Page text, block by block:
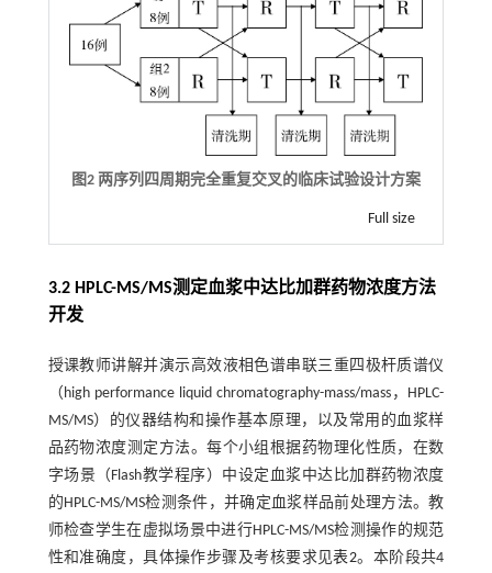
图2 两序列四周期完全重复交叉的临床试验设计方案
Full size
3.2 HPLC-MS/MS测定血浆中达比加群药物浓度方法
开发
授课教师讲解并演示高效液相色谱串联三重四极杆质谱仪
（high performance liquid chromatography-mass/mass，HPLC-
MS/MS）的仪器结构和操作基本原理，以及常用的血浆样
品药物浓度测定方法。每个小组根据药物理化性质，在数
字场景（Flash教学程序）中设定血浆中达比加群药物浓度
的HPLC-MS/MS检测条件，并确定血浆样品前处理方法。教
师检查学生在虚拟场景中进行HPLC-MS/MS检测操作的规范
性和准确度，具体操作步骤及考核要求见表2。本阶段共4